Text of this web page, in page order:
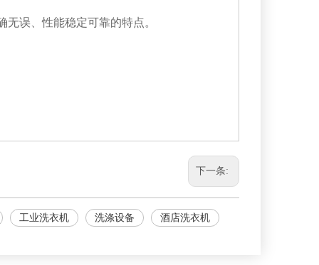
误、性能稳定可靠的特点。
下一条:
工业洗衣机 洗涤设备 酒店洗衣机